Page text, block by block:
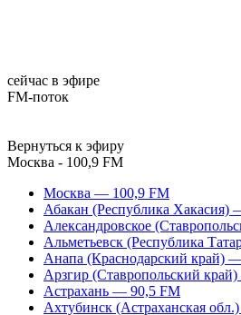
сейчас в эфире
FM-поток
Вернуться к эфиру
Москва - 100,9 FM
Москва — 100,9 FM
Абакан (Республика Хакасия)
Александровское
Альметьевск (Республика
Анапа (Краснодарский край)
Арзгир (Ставропольский
Астрахань — 90,5 FM
Ахтубинск (Астраханская